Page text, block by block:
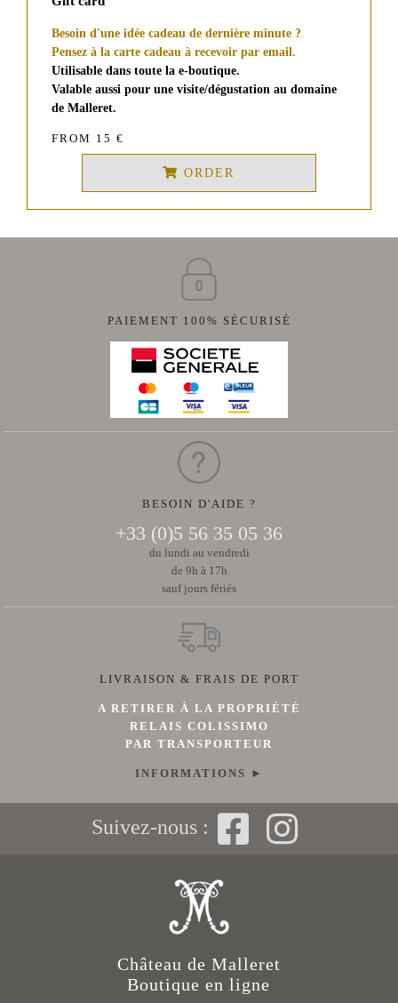
Besoin d'une idée cadeau de dernière minute ?
Pensez à la carte cadeau à recevoir par email.
Utilisable dans toute la e-boutique.
Valable aussi pour une visite/dégustation au domaine
de Malleret.
FROM 15 €
ORDER
PAIEMENT 100% SÉCURISÉ
BESOIN D'AIDE ?
+33 (0)5 56 35 05 36
du lundi au vendredi
de 9h à 17h
sauf jours fériés
LIVRAISON & FRAIS DE PORT
A RETIRER À LA PROPRIÉTÉ
RELAIS COLISSIMO
PAR TRANSPORTEUR
INFORMATIONS ►
Suivez-nous :
Château de Malleret
Boutique en ligne